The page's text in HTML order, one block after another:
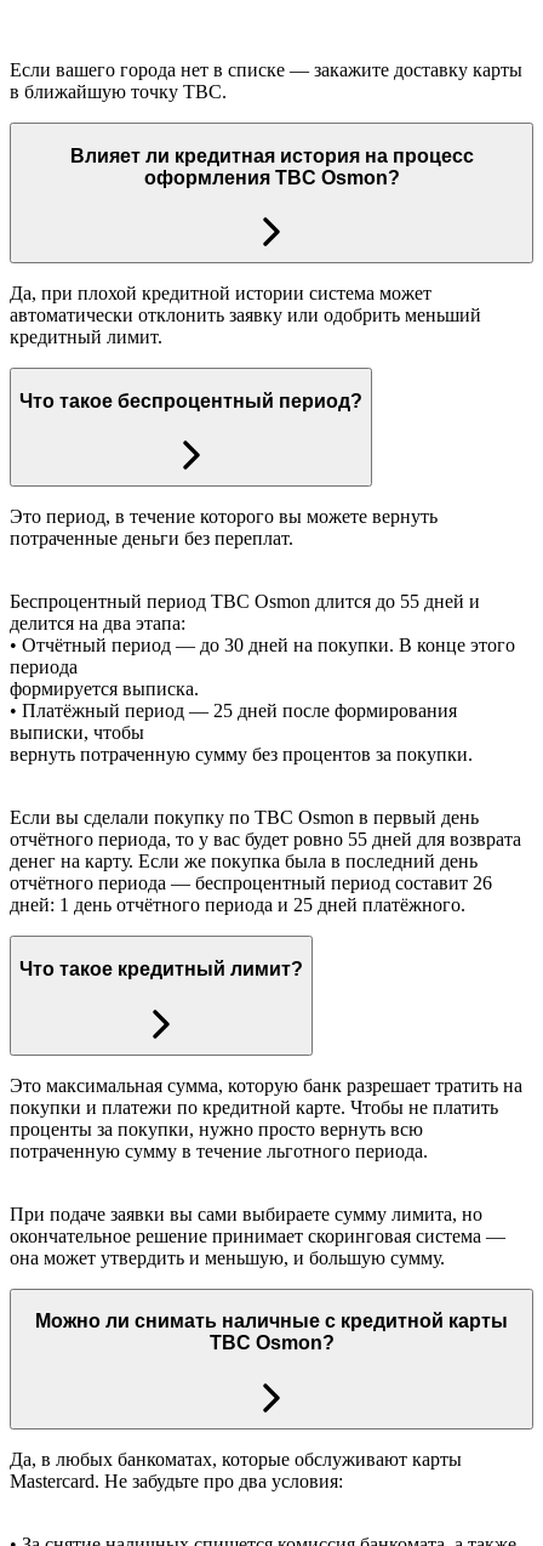
Если вашего города нет в списке — закажите доставку карты
в ближайшую точку TBC.
Влияет ли кредитная история на процесс
оформления TBC Osmon?
Да, при плохой кредитной истории система может
автоматически отклонить заявку или одобрить меньший
кредитный лимит.
Что такое беспроцентный период?
Это период, в течение которого вы можете вернуть
потраченные деньги без переплат.
Беспроцентный период TBC Osmon длится до 55 дней и
делится на два этапа:
• Отчётный период — до 30 дней на покупки. В конце этого
периода
формируется выписка.
• Платёжный период — 25 дней после формирования
выписки, чтобы
вернуть потраченную сумму без процентов за покупки.
Если вы сделали покупку по TBC Osmon в первый день
отчётного периода, то у вас будет ровно 55 дней для возврата
денег на карту. Если же покупка была в последний день
отчётного периода — беспроцентный период составит 26
дней: 1 день отчётного периода и 25 дней платёжного.
Что такое кредитный лимит?
Это максимальная сумма, которую банк разрешает тратить на
покупки и платежи по кредитной карте. Чтобы не платить
проценты за покупки, нужно просто вернуть всю
потраченную сумму в течение льготного периода.
При подаче заявки вы сами выбираете сумму лимита, но
окончательное решение принимает скоринговая система —
она может утвердить и меньшую, и большую сумму.
Можно ли снимать наличные с кредитной карты
TBC Osmon?
Да, в любых банкоматах, которые обслуживают карты
Mastercard. Не забудьте про два условия: